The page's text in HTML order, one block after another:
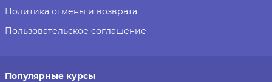
Политика отмены и возврата
Пользовательское соглашение
Популярные курсы